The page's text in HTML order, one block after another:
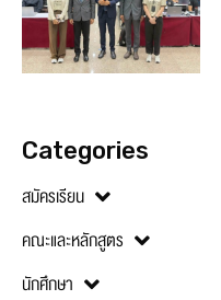
Categories
สมัครเรียน
คณะและหลักสูตร
นักศึกษา